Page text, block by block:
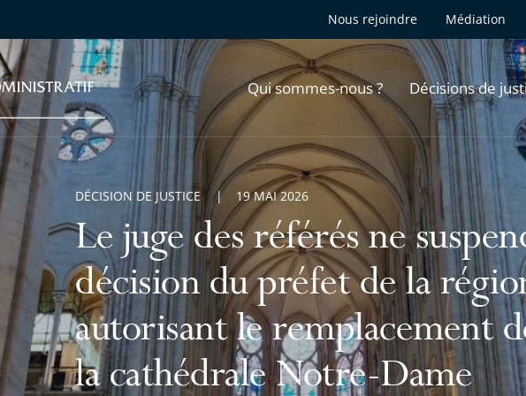
Nous rejoindre Médiation
Qui sommes-nous ? Décisions de
Le juge des référés ne
décision du préfet de la
autorisant le remplacement
la cathédrale Notre-Dame
DÉCISION DE JUSTICE 19 MAI 2026